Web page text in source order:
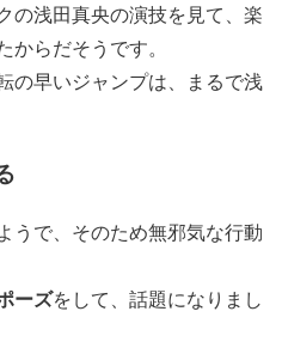
の浅田真央の演技を見て、楽
からだそうです。
の早いジャンプは、まるで浅
うで、そのため無邪気な行動
ーズをして、話題になりまし